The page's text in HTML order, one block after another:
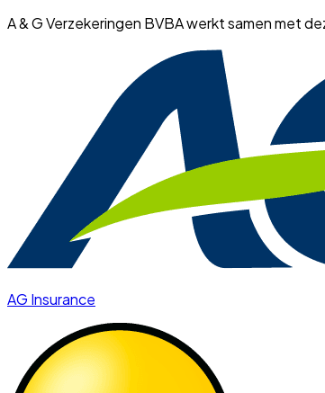
A & G Verzekeringen BVBA werkt samen met
AG Insurance